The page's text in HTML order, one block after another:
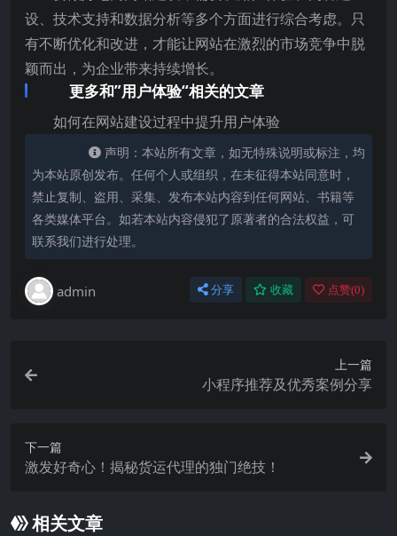
设、技术支持和数据分析等多个方面进行综合考虑。只
有不断优化和改进，才能让网站在激烈的市场竞争中脱
颖而出，为企业带来持续增长。
更多和”用户体验“相关的文章
如何在网站建设过程中提升用户体验
声明：本站所有文章，如无特殊说明或标注，均
为本站原创发布。任何个人或组织，在未征得本站同意时，
禁止复制、盗用、采集、发布本站内容到任何网站、书籍等
各类媒体平台。如若本站内容侵犯了原著者的合法权益，可
联系我们进行处理。
admin 分享 收藏 点赞(0)
上一篇
小程序推荐及优秀案例分享
下一篇
激发好奇心！揭秘货运代理的独门绝技！
相关文章